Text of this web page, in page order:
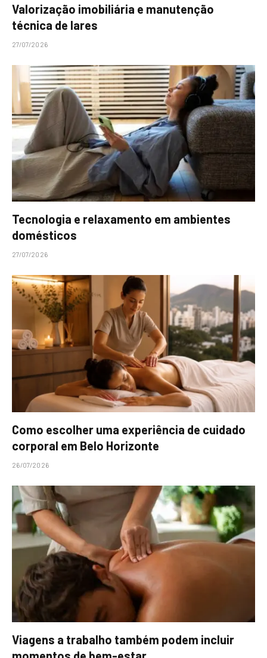
Valorização imobiliária e manutenção
técnica de lares
27/07/2026
Tecnologia e relaxamento em ambientes
domésticos
27/07/2026
Como escolher uma experiência de cuidado
corporal em Belo Horizonte
26/07/2026
Viagens a trabalho também podem incluir